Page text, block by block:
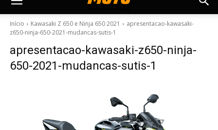
Início Kawasaki Z 650 e Ninja 650 2021
apresentacao-kawasaki-
z650-ninja-650-2021-mudancas-sutis-1
apresentacao-kawasaki-z650-ninja-
650-2021-mudancas-sutis-1